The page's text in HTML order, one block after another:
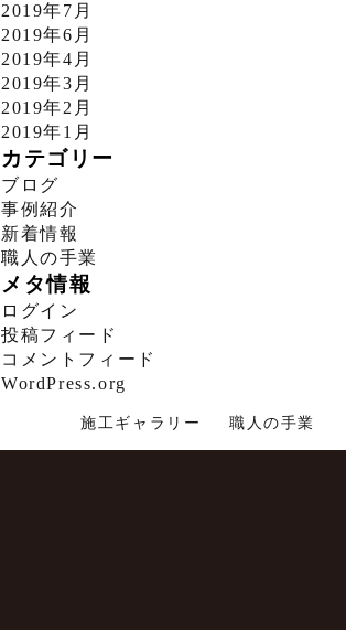
2019年7月
2019年6月
2019年4月
2019年3月
2019年2月
2019年1月
カテゴリー
ブログ
事例紹介
新着情報
職人の手業
メタ情報
ログイン
投稿フィード
コメントフィード
WordPress.org
施工ギャラリー 職人の手業